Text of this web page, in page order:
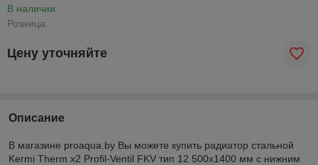
В наличии
Розница
Цену уточняйте
Описание
В магазине proaqua.by Вы можете купить радиатор стальной
Kermi Therm x2 Profil-Ventil FKV тип 12 500x1400 мм с нижним